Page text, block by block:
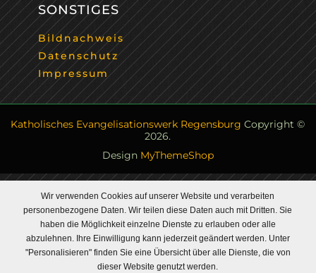
SONSTIGES
Bildnachweis
Datenschutz
Impressum
Katholisches Evangelisationswerk Regensburg Copyright ©
2026.
Design MyThemeShop
Wir verwenden Cookies auf unserer Website und verarbeiten
personenbezogene Daten. Wir teilen diese Daten auch mit Dritten. Sie
haben die Möglichkeit einzelne Dienste zu erlauben oder alle
abzulehnen. Ihre Einwilligung kann jederzeit geändert werden. Unter
"Personalisieren" finden Sie eine Übersicht über alle Dienste, die von
dieser Website genutzt werden.